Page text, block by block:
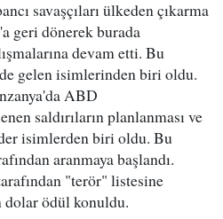
savaşçıları ülkeden çıkarma
geri dönerek burada
devam etti. Bu
gelen isimlerinden biri oldu.
ABD
saldırıların planlanması ve
isimlerden biri oldu. Bu
aranmaya başlandı.
"terör" listesine
dolar ödül konuldu.